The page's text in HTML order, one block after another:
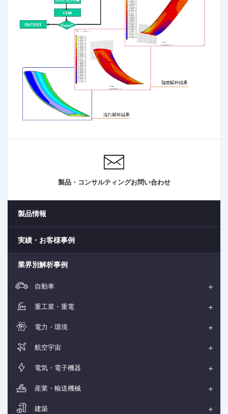
製品・コンサルティングお問い合わせ
製品情報
実績・お客様事例
業界別解析事例
自動車
重工業・重電
電力・環境
航空宇宙
電気・電子機器
産業・輸送機械
建築